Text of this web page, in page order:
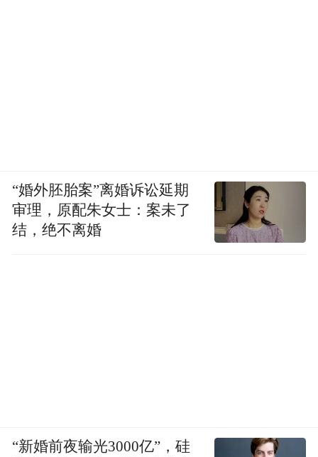
“婚外胚胎案”离婚诉讼延期
审理，原配朱女士：案未了
结，绝不离婚
“新婚前夜输光3000亿”，硅